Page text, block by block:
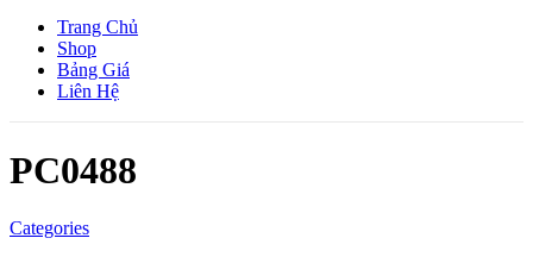
Trang Chủ
Shop
Bảng Giá
Liên Hệ
PC0488
Categories